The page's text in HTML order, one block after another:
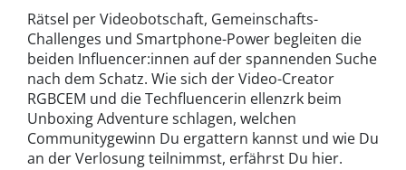
Rätsel per Videobotschaft, Gemeinschafts-
Challenges und Smartphone-Power begleiten die
beiden Influencer:innen auf der spannenden Suche
nach dem Schatz. Wie sich der Video-Creator
RGBCEM und die Techfluencerin ellenzrk beim
Unboxing Adventure schlagen, welchen
Communitygewinn Du ergattern kannst und wie Du
an der Verlosung teilnimmst, erfährst Du hier.